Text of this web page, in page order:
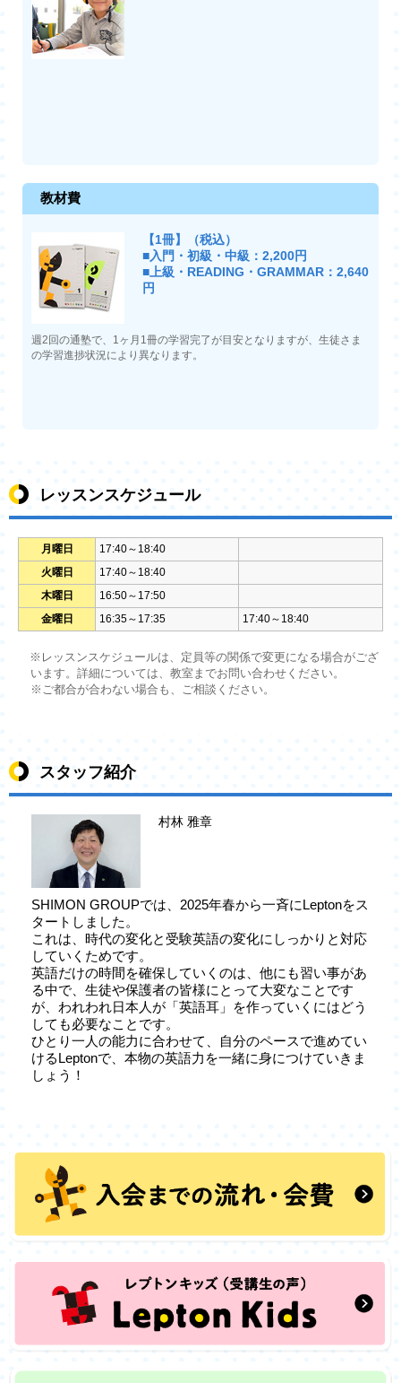
教材費
【1冊】（税込）
■入門・初級・中級：2,200円
■上級・READING・GRAMMAR：2,640
円
週2回の通塾で、1ヶ月1冊の学習完了が目安となりますが、生徒さま
の学習進捗状況により異なります。
レッスンスケジュール
月曜日
17:40～18:40
火曜日
17:40～18:40
木曜日
16:50～17:50
金曜日
16:35～17:35 17:40～18:40
※レッスンスケジュールは、定員等の関係で変更になる場合がござ
います。詳細については、教室までお問い合わせください。
※ご都合が合わない場合も、ご相談ください。
スタッフ紹介
村林 雅章
SHIMON GROUPでは、2025年春から一斉にLeptonをス
タートしました。
これは、時代の変化と受験英語の変化にしっかりと対応
していくためです。
英語だけの時間を確保していくのは、他にも習い事があ
る中で、生徒や保護者の皆様にとって大変なことです
が、われわれ日本人が「英語耳」を作っていくにはどう
しても必要なことです。
ひとり一人の能力に合わせて、自分のペースで進めてい
けるLeptonで、本物の英語力を一緒に身につけていきま
しょう！